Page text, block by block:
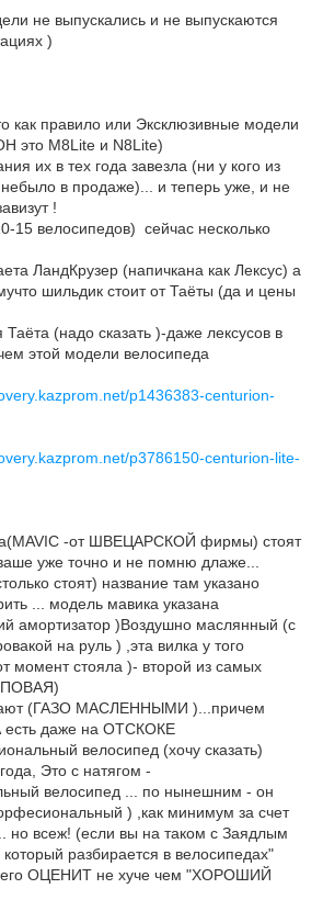
не выпускались и не выпускаются
)
как правило или Эксклюзивные модели
это M8Lite и N8Lite)
их в тех года завезла (ни у кого из
небыло в продаже)... и теперь уже, и не
!
15 велосипедов) сейчас несколько
ЛандКрузер (напичкана как Лексус) а
шильдик стоит от Таёты (да и цены
Таёта (надо сказать )-даже лексусов в
этой модели велосипеда
p1436383-centurion-
p3786150-centurion-lite-
-от ШВЕЦАРСКОЙ фирмы) стоят
уже точно и не помню длаже...
стоят) название там указано
... модель мавика указана
амортизатор )Воздушно маслянный (с
на руль ) ,эта вилка у того
момент стояла )- второй из самых
(ГАЗО МАСЛЕННЫМИ )...причем
есть даже на ОТСКОКЕ
велосипед (хочу сказать)
Это с натягом -
велосипед ... по нынешним - он
) ,как минимум за счет
но всеж! (если вы на таком с Заядлым
разбирается в велосипедах"
его ОЦЕНИТ не хуче чем "ХОРОШИЙ